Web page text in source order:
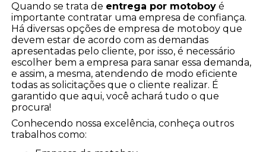
Quando se trata de entrega por motoboy é
importante contratar uma empresa de confiança.
Há diversas opções de empresa de motoboy que
devem estar de acordo com as demandas
apresentadas pelo cliente, por isso, é necessário
escolher bem a empresa para sanar essa demanda,
e assim, a mesma, atendendo de modo eficiente
todas as solicitações que o cliente realizar. É
garantido que aqui, você achará tudo o que
procura!
Conhecendo nossa excelência, conheça outros
trabalhos como: